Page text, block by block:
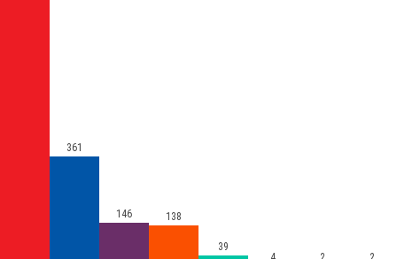
361
146 138
39